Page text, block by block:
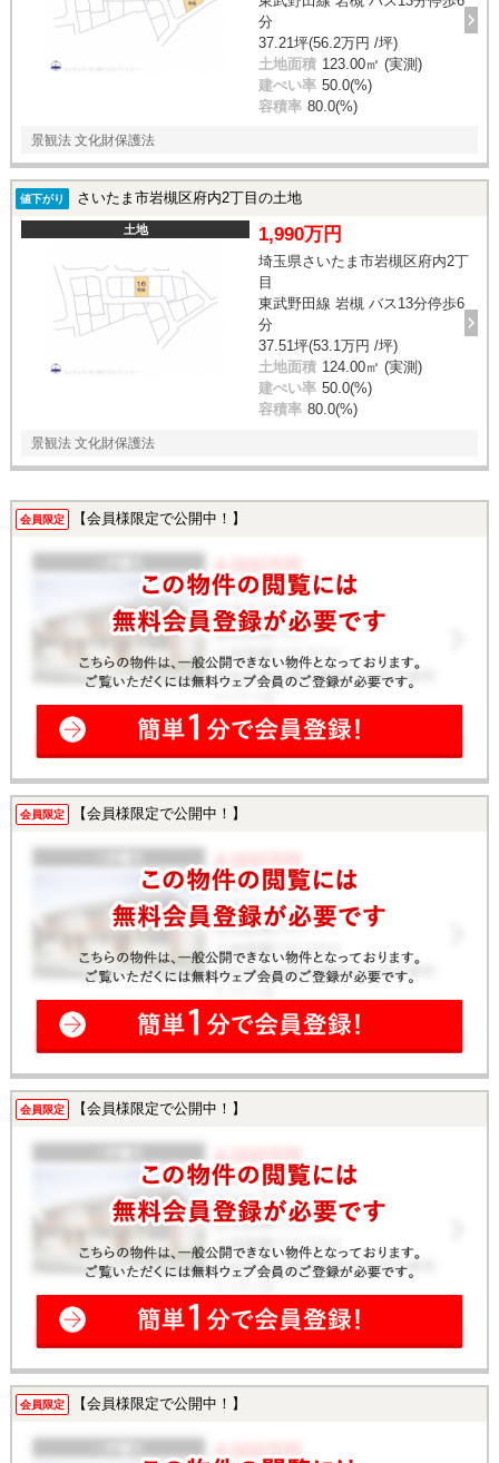
分
37.21坪(56.2万円 /坪)
土地面積 123.00㎡ (実測)
建ぺい率 50.0(%)
容積率 80.0(%)
景観法 文化財保護法
値下がり さいたま市岩槻区府内2丁目の土地
土地 1,990万円
埼玉県さいたま市岩槻区府内2丁
目
東武野田線 岩槻 バス13分停歩6
分
37.51坪(53.1万円 /坪)
土地面積 124.00㎡ (実測)
建ぺい率 50.0(%)
容積率 80.0(%)
景観法 文化財保護法
会員限定 【会員様限定で公開中！】
会員限定 【会員様限定で公開中！】
会員限定 【会員様限定で公開中！】
会員限定 【会員様限定で公開中！】